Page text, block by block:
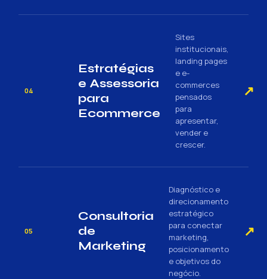
04
Estratégias
e Assessoria
para
Ecommerce
Sites
institucionais,
landing pages
e e-
commerces
pensados
para
apresentar,
vender e
crescer.
↗
05
Consultoria
de
Marketing
Diagnóstico e
direcionamento
estratégico
para conectar
marketing,
posicionamento
e objetivos do
negócio.
↗